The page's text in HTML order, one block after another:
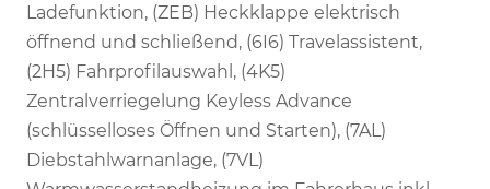
Ladefunktion, (ZEB) Heckklappe elektrisch
öffnend und schließend, (6I6) Travelassistent,
(2H5) Fahrprofilauswahl, (4K5)
Zentralverriegelung Keyless Advance
(schlüsselloses Öffnen und Starten), (7AL)
Diebstahlwarnanlage, (7VL)